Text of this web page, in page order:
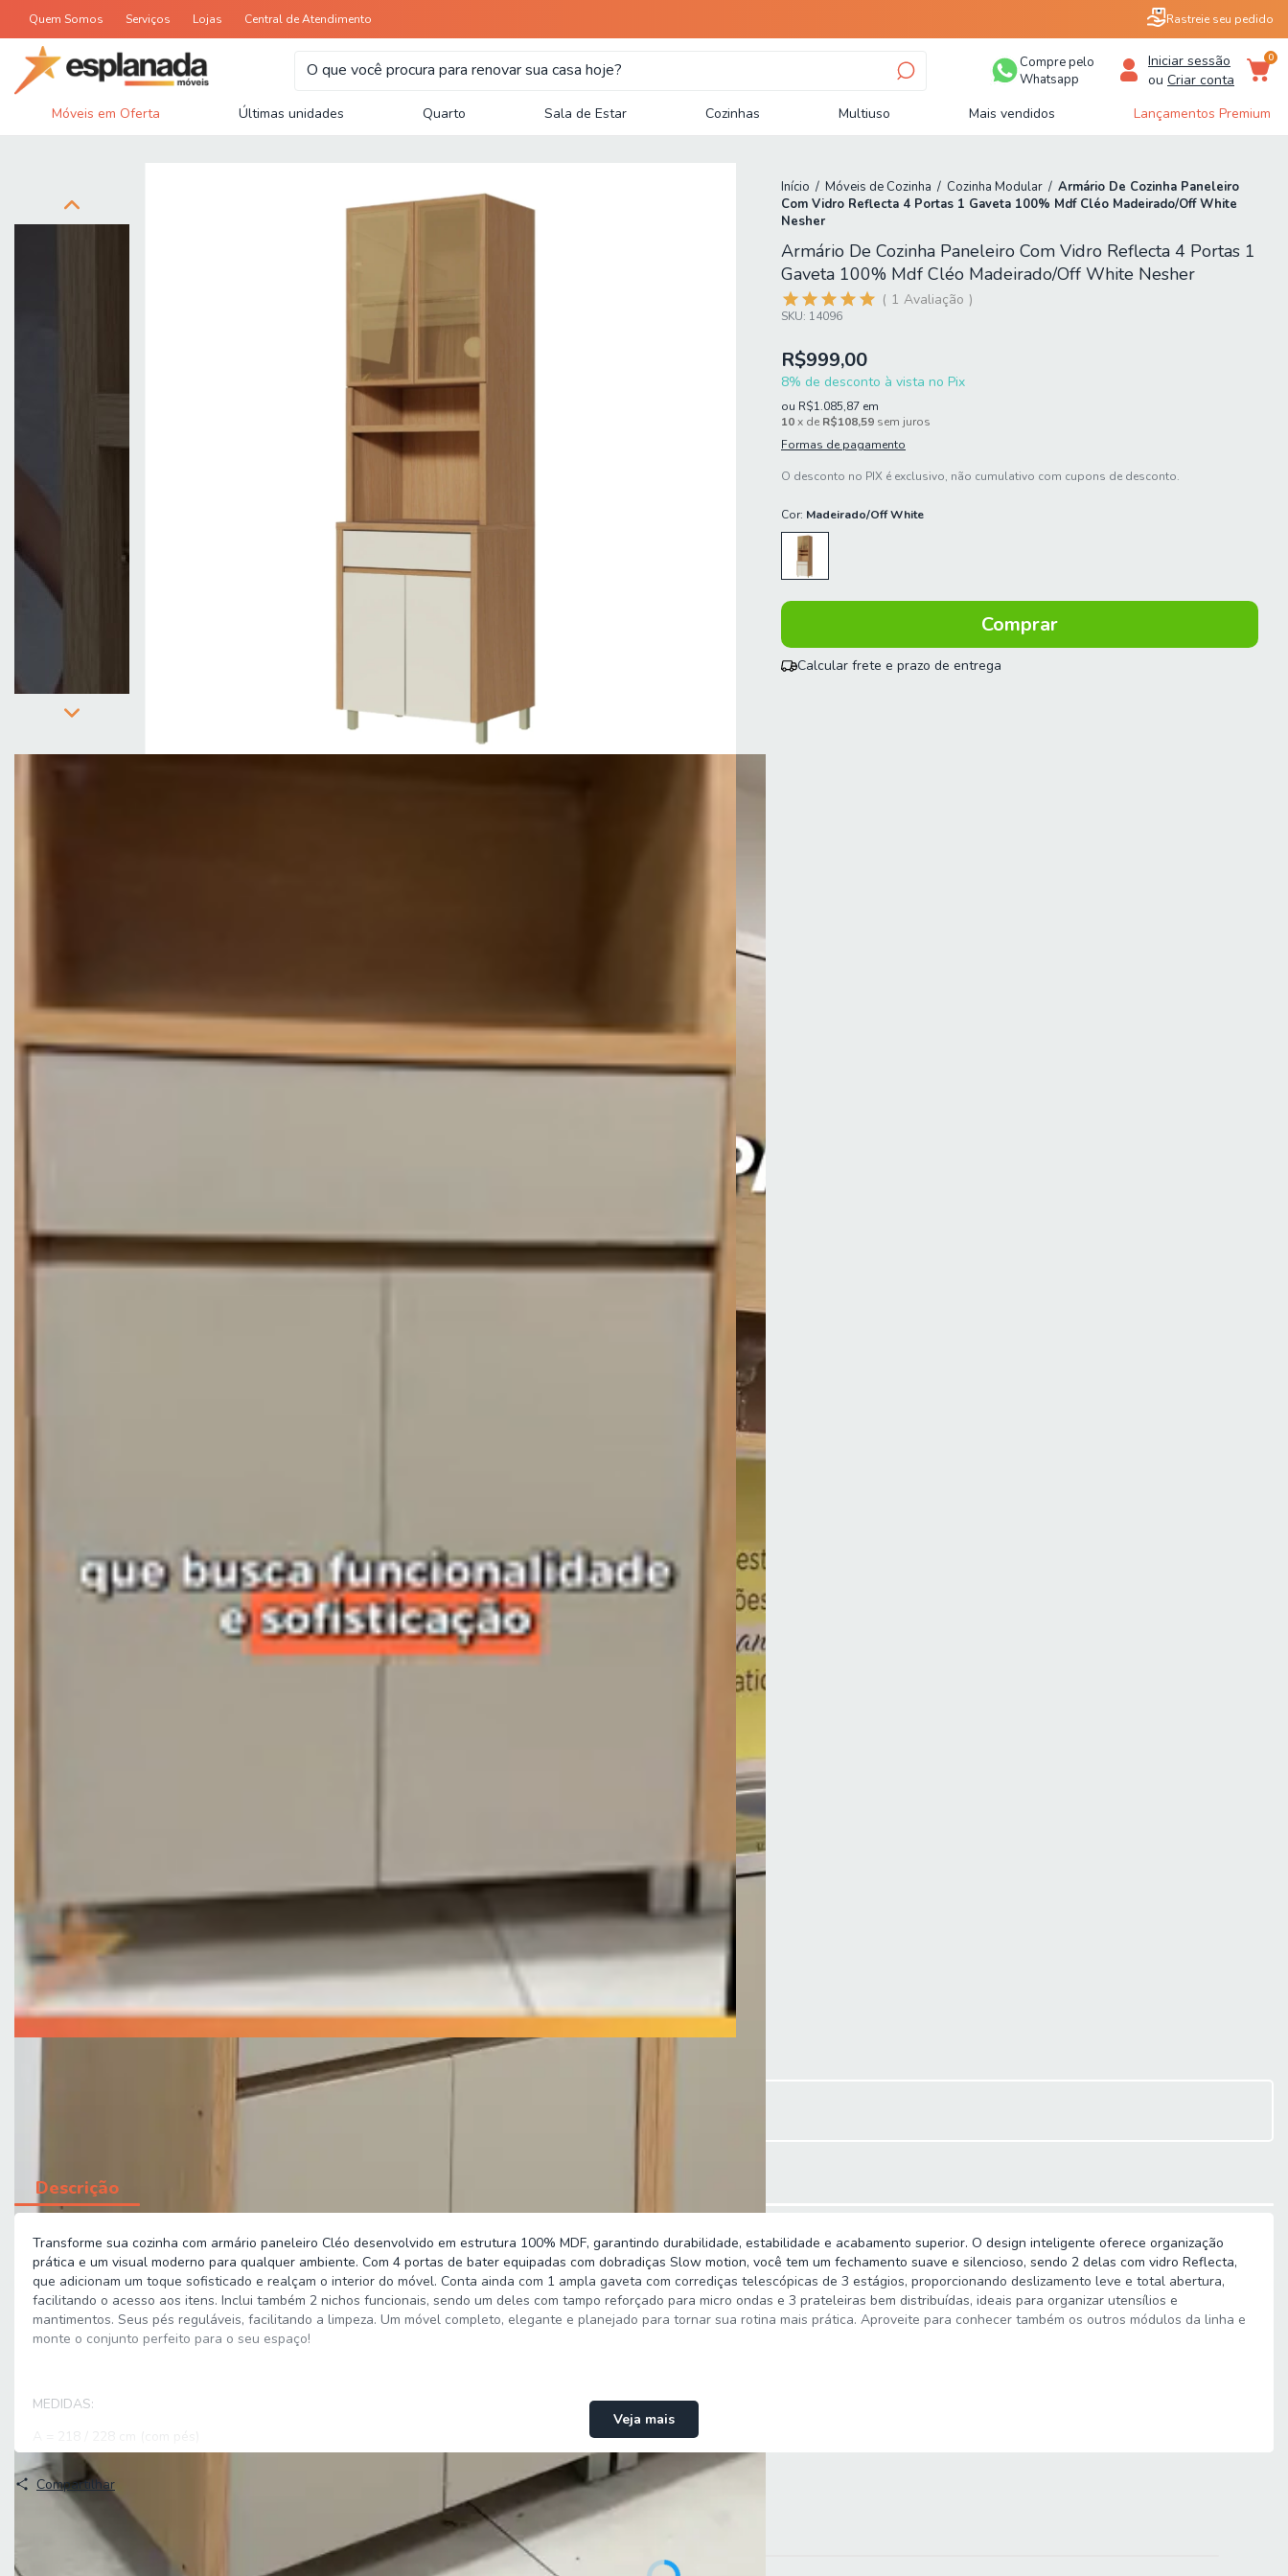
Quem Somos Serviços Lojas Central de Atendimento Rastreie seu pedido
Compre pelo
Whatsapp
Iniciar sessão
ou Criar conta
0
Móveis em Oferta Últimas unidades Quarto Sala de Estar Cozinhas Multiuso Mais vendidos Lançamentos Premium
Início / Móveis de Cozinha / Cozinha Modular / Armário De Cozinha Paneleiro
Com Vidro Reflecta 4 Portas 1 Gaveta 100% Mdf Cléo Madeirado/Off White
Nesher
Armário De Cozinha Paneleiro Com Vidro Reflecta 4 Portas 1
Gaveta 100% Mdf Cléo Madeirado/Off White Nesher
1 Avaliação
SKU: 14096
R$999,00
8% de desconto à vista no Pix
ou R$1.085,87 em
10x de R$108,59 sem juros
Formas de pagamento
O desconto no PIX é exclusivo, não cumulativo com cupons de desconto.
Cor: Madeirado/Off White
Calcular frete e prazo de entrega
Descrição
Transforme sua cozinha com armário paneleiro Cléo desenvolvido em estrutura 100% MDF, garantindo durabilidade, estabilidade e acabamento superior. O design inteligente oferece organização
prática e um visual moderno para qualquer ambiente. Com 4 portas de bater equipadas com dobradiças Slow motion, você tem um fechamento suave e silencioso, sendo 2 delas com vidro Reflecta,
que adicionam um toque sofisticado e realçam o interior do móvel. Conta ainda com 1 ampla gaveta com corrediças telescópicas de 3 estágios, proporcionando deslizamento leve e total abertura,
facilitando o acesso aos itens. Inclui também 2 nichos funcionais, sendo um deles com tampo reforçado para micro ondas e 3 prateleiras bem distribuídas, ideais para organizar utensílios e
mantimentos. Seus pés reguláveis, facilitando a limpeza. Um móvel completo, elegante e planejado para tornar sua rotina mais prática. Aproveite para conhecer também os outros módulos da linha e
monte o conjunto perfeito para o seu espaço!
MEDIDAS:
A = 218 / 228 cm (com pés)
L = 70 cm
P = 52 cm
ALTURA DOS PÉS:
Veja mais
Compartilhar